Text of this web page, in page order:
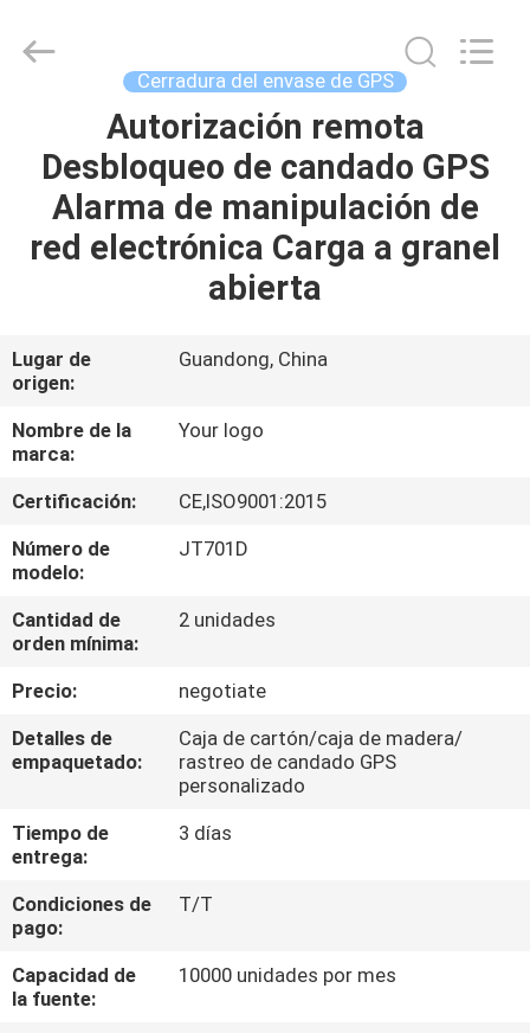
HOGAR
PRODUCTOS
SOBRE
NOSOTROS
VIAJE
DE
LA
FÁBRICA
CONTROL
DE
CALIDAD
ÉNTRENOS
EN
CONTACTO
CON
Technology
Cerradura del envase de GPS
Autorización remota
Desbloqueo de candado GPS
Alarma de manipulación de
red electrónica Carga a granel
abierta
Lugar de
origen:
Guandong, China
Nombre de la
marca:
Your logo
Certificación:
CE,ISO9001:2015
Número de
modelo:
JT701D
Cantidad de
orden mínima:
2 unidades
Precio:
negotiate
Detalles de
empaquetado:
Caja de cartón/caja de madera/
rastreo de candado GPS
personalizado
Tiempo de
entrega:
3 días
Condiciones de
pago:
T/T
Capacidad de
la fuente:
10000 unidades por mes